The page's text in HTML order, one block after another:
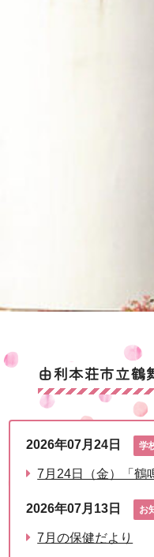
由利本荘市立鶴
2026年07月24日 学
7月24日（金）「鶴
2026年07月13日 お
7月の保健だより